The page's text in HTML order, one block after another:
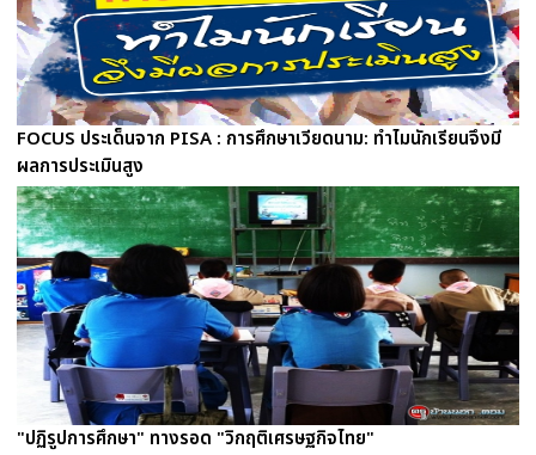
FOCUS ประเด็นจาก PISA : การศึกษาเวียดนาม: ทำไมนักเรียนจึงมี
ผลการประเมินสูง
"ปฏิรูปการศึกษา" ทางรอด "วิกฤติเศรษฐกิจไทย"